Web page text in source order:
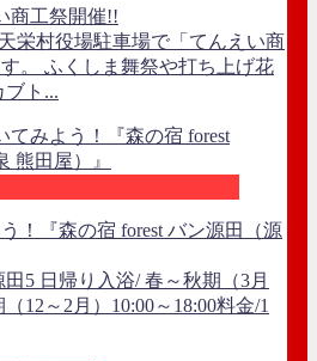
商工祭開催!!
栄村役場駐車場で「てんえい商
。 ふくしま舞祭や打ち上げ花
ト...
！『森の宿 forest バン源田（源
5 日帰り入浴/ 春～秋期（3月
12～2月）10:00～18:00料金/1